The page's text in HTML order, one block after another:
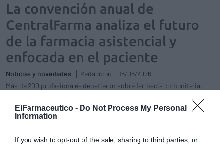
ElFarmaceutico - Do Not Process My Personal
Information
If you wish to opt-out of the sale, sharing to third parties, or
La convención anual de
CentralFarma analiza el futuro
de la farmacia asistencial y
enfocada en el paciente
Noticias y novedades Redacción
16/06/2026
Más de 200 profesionales debatieron sobre farmacia comunitaria,
Editorial Silvia Estebarán
15/11/2025